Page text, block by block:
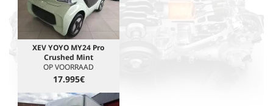
XEV YOYO MY24 Pro
Crushed Mint
OP VOORRAAD
17.995€